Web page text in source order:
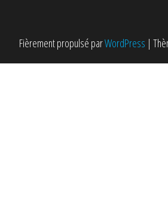
Fièrement propulsé parWordPress |